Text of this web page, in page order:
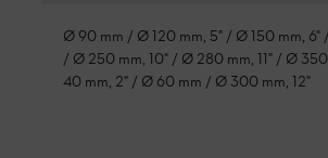
Ø 90 mm / Ø 120 mm, 5" / Ø 150 mm,
/ Ø 250 mm, 10" / Ø 280 mm, 11" / Ø
40 mm, 2" / Ø 60 mm / Ø 300 mm, 12"